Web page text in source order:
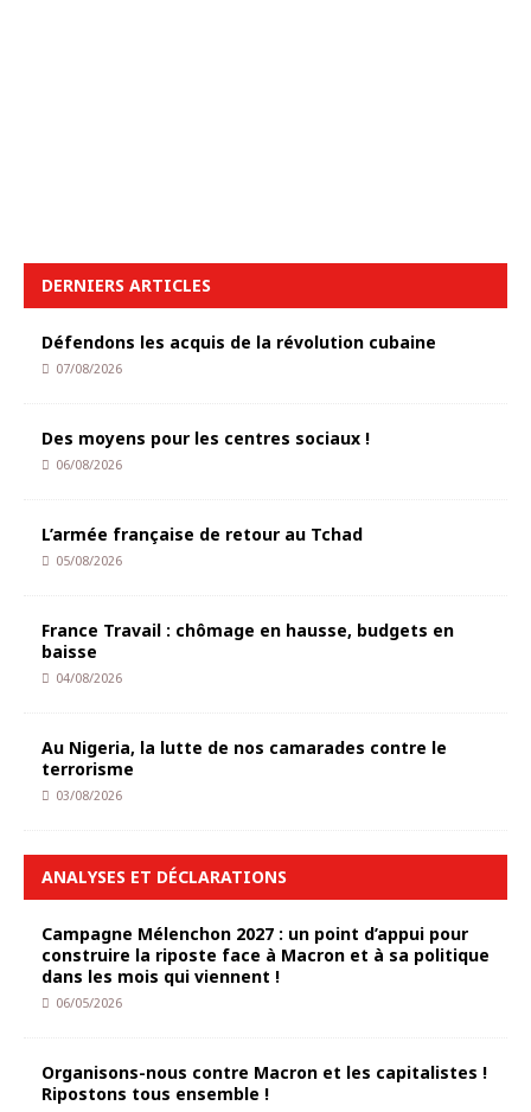
DERNIERS ARTICLES
Défendons les acquis de la révolution cubaine
07/08/2026
Des moyens pour les centres sociaux !
06/08/2026
L’armée française de retour au Tchad
05/08/2026
France Travail : chômage en hausse, budgets en
baisse
04/08/2026
Au Nigeria, la lutte de nos camarades contre le
terrorisme
03/08/2026
ANALYSES ET DÉCLARATIONS
Campagne Mélenchon 2027 : un point d’appui pour
construire la riposte face à Macron et à sa politique
dans les mois qui viennent !
06/05/2026
Organisons-nous contre Macron et les capitalistes !
Ripostons tous ensemble !